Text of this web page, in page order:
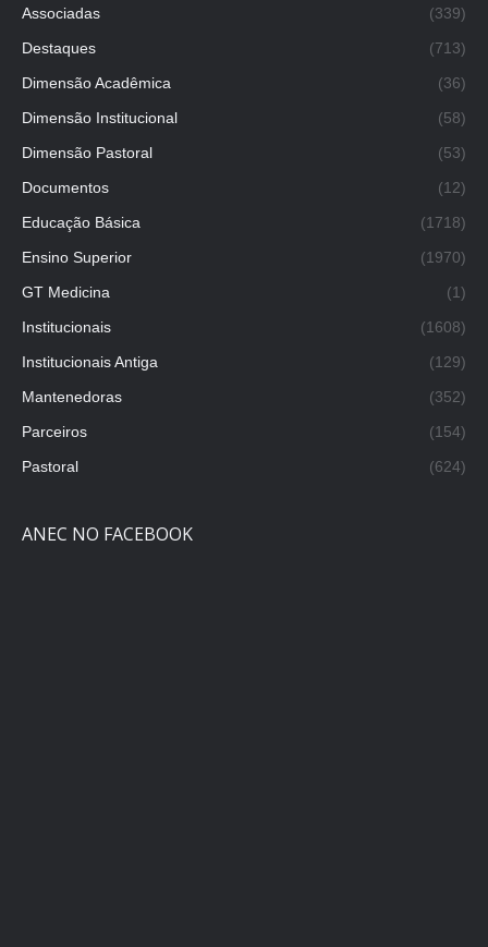
Associadas
(339)
Destaques
(713)
Dimensão Acadêmica
(36)
Dimensão Institucional
(58)
Dimensão Pastoral
(53)
Documentos
(12)
Educação Básica
(1718)
Ensino Superior
(1970)
GT Medicina
(1)
Institucionais
(1608)
Institucionais Antiga
(129)
Mantenedoras
(352)
Parceiros
(154)
Pastoral
(624)
ANEC NO FACEBOOK